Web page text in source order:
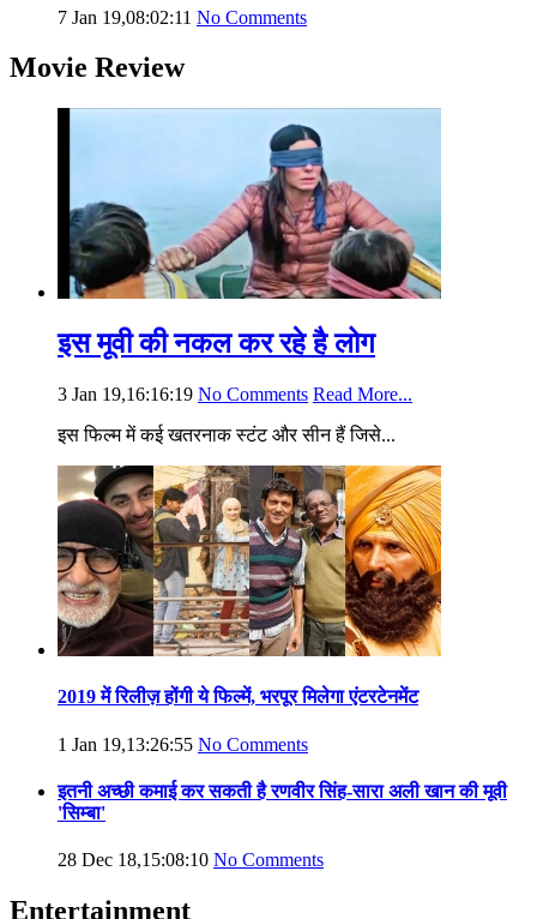
7 Jan 19,08:02:11 No Comments
Movie Review
इस मूवी की नकल कर रहे है लोग
3 Jan 19,16:16:19 No Comments Read More...
इस फिल्म में कई खतरनाक स्टंट और सीन हैं जिसे...
2019 में रिलीज़ होंगी ये फिल्में, भरपूर मिलेगा एंटरटेनमेंट
1 Jan 19,13:26:55 No Comments
इतनी अच्छी कमाई कर सकती है रणवीर सिंह-सारा अली खान की मूवी
'सिम्बा'
28 Dec 18,15:08:10 No Comments
Entertainment